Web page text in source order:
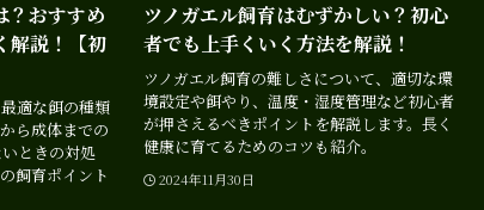
？おすすめ
解説！【初
適な餌の種類
ら成体までの
ときの対処
飼育ポイント
ツノガエル飼育はむずかしい？初心
者でも上手くいく方法を解説！
ツノガエル飼育の難しさについて、適切な環
境設定や餌やり、温度・湿度管理など初心者
が押さえるべきポイントを解説します。長く
健康に育てるためのコツも紹介。
2024年11月30日